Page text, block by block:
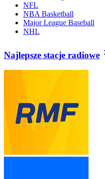
NFL
NBA Basketball
Major League Baseball
NHL
Najlepsze stacje radiowe